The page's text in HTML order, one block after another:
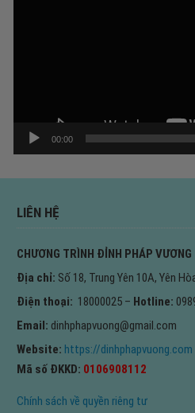
00:00
LIÊN HỆ
CHƯƠNG TRÌNH ĐỈNH PHÁP VƯƠNG
Địa chỉ: Số 18, Trung Yên 10A, Yên
Điện thoại: 18000025 – Hotline:
Email: dinhphapvuong@gmail.com
Website: https://dinhphapvuong.com
Mã số ĐKKD: 0106908112
Chính sách về quyền riêng tư